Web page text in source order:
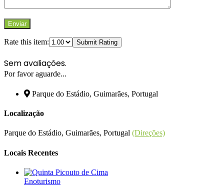
Rate this item: Submit Rating
Sem avaliações.
Por favor aguarde...
Parque do Estádio, Guimarães, Portugal
Localização
Parque do Estádio, Guimarães, Portugal (Direções)
Locais Recentes
Enoturismo